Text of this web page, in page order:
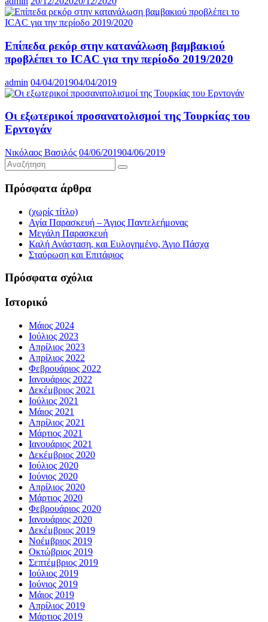
Επίπεδα ρεκόρ στην κατανάλωση βαμβακιού
προβλέπει το ICAC για την περίοδο 2019/2020
admin 04/04/201904/04/2019
Οι εξωτερικοί προσανατολισμοί της Τουρκίας του
Ερντογάν
Νικόλαος Βασιλός 04/06/201904/06/2019
Πρόσφατα άρθρα
(χωρίς τίτλο)
Αγία Παρασκευή – Άγιος Παντελεήμονας
Μεγάλη Παρασκευή
Καλή Ανάσταση, και Ευλογημένο, Άγιο Πάσχα
Σταύρωση και Επιτάφιος
Πρόσφατα σχόλια
Ιστορικό
Μάιος 2024
Ιούλιος 2023
Απρίλιος 2023
Απρίλιος 2022
Φεβρουάριος 2022
Ιανουάριος 2022
Δεκέμβριος 2021
Ιούλιος 2021
Μάιος 2021
Απρίλιος 2021
Μάρτιος 2021
Ιανουάριος 2021
Δεκέμβριος 2020
Ιούλιος 2020
Ιούνιος 2020
Απρίλιος 2020
Μάρτιος 2020
Φεβρουάριος 2020
Ιανουάριος 2020
Δεκέμβριος 2019
Νοέμβριος 2019
Οκτώβριος 2019
Σεπτέμβριος 2019
Ιούλιος 2019
Ιούνιος 2019
Μάιος 2019
Απρίλιος 2019
Μάρτιος 2019